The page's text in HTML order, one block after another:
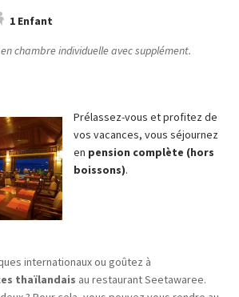
1 Enfant
chambre individuelle avec supplément.
Prélassez-vous et profitez de
vos vacances, vous séjournez
en pension complète (hors
boissons).
internationaux ou goûtez à
thaïlandais au restaurant Seetawaree.